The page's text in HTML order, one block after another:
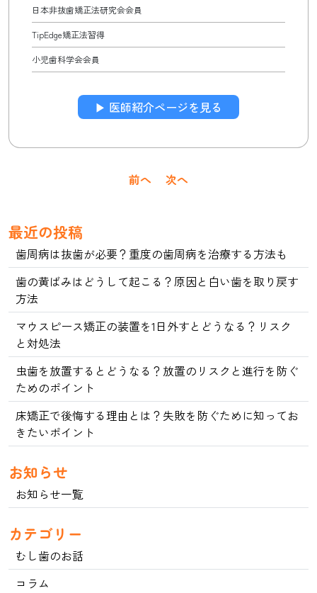
日本非抜歯矯正法研究会会員
TipEdge矯正法習得
小児歯科学会会員
▶︎ 医師紹介ページを見る
ナ
ビ
ゲ
ー
シ
ョ
ン
前へ 次へ
最近の投稿
歯周病は抜歯が必要？重度の歯周病を治療する方法も
歯の黄ばみはどうして起こる？原因と白い歯を取り戻す
方法
マウスピース矯正の装置を1日外すとどうなる？リスク
と対処法
虫歯を放置するとどうなる？放置のリスクと進行を防ぐ
ためのポイント
床矯正で後悔する理由とは？失敗を防ぐために知ってお
きたいポイント
お知らせ
お知らせ一覧
カテゴリー
むし歯のお話
コラム